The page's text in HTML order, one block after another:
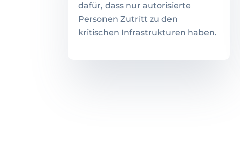
dafür, dass nur autorisierte
Personen Zutritt zu den
kritischen Infrastrukturen haben.